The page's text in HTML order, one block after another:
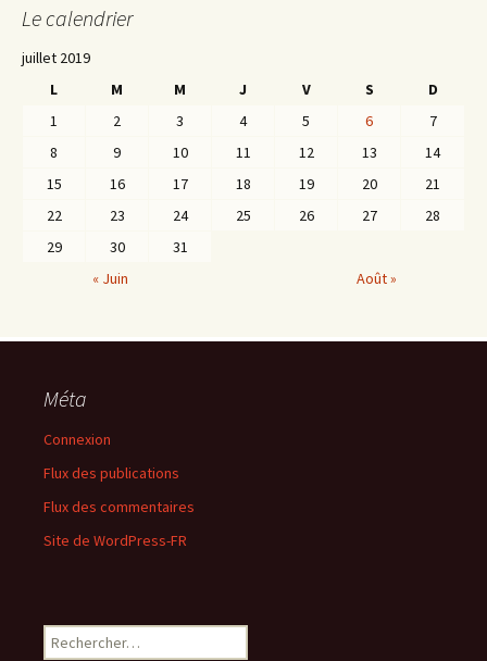
Le calendrier
juillet 2019
L
M M J V S
D
1
2 3 4 5 6
7
8
9 10 11 12 13
14
15
16 17 18 19 20
21
22
23 24 25 26 27
28
29
30
31
« Juin
Août »
Méta
Connexion
Flux des publications
Flux des commentaires
Site de WordPress-FR
Rechercher :